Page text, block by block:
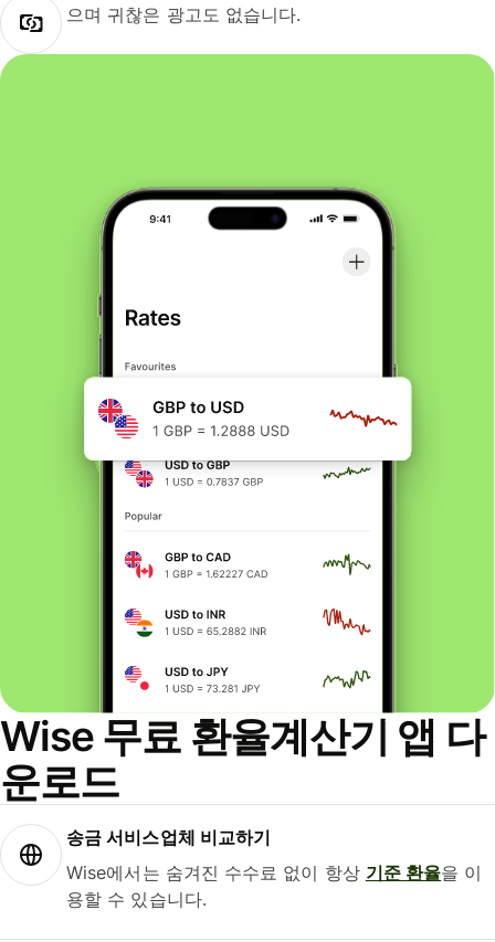
으며 귀찮은 광고도 없습니다.
Wise 무료 환율계산기 앱 다
운로드
송금 서비스업체 비교하기
Wise에서는 숨겨진 수수료 없이 항상 기준 환율을 이
용할 수 있습니다.